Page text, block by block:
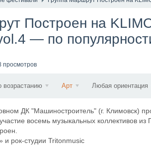
фестиваль HAMMER FEST впервые...
новый сингл под названием «...
Построен на
— по
просмотров
возрастанию Арт Любая ориентация
ДК "Машиностроитель" (г. Климовск)
восемь музыкальных коллективов
и рок-студии Tritonmusic